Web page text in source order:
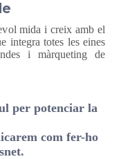
mida i creix amb el
integra totes les eines
i màrqueting de
per potenciar la
com fer-ho